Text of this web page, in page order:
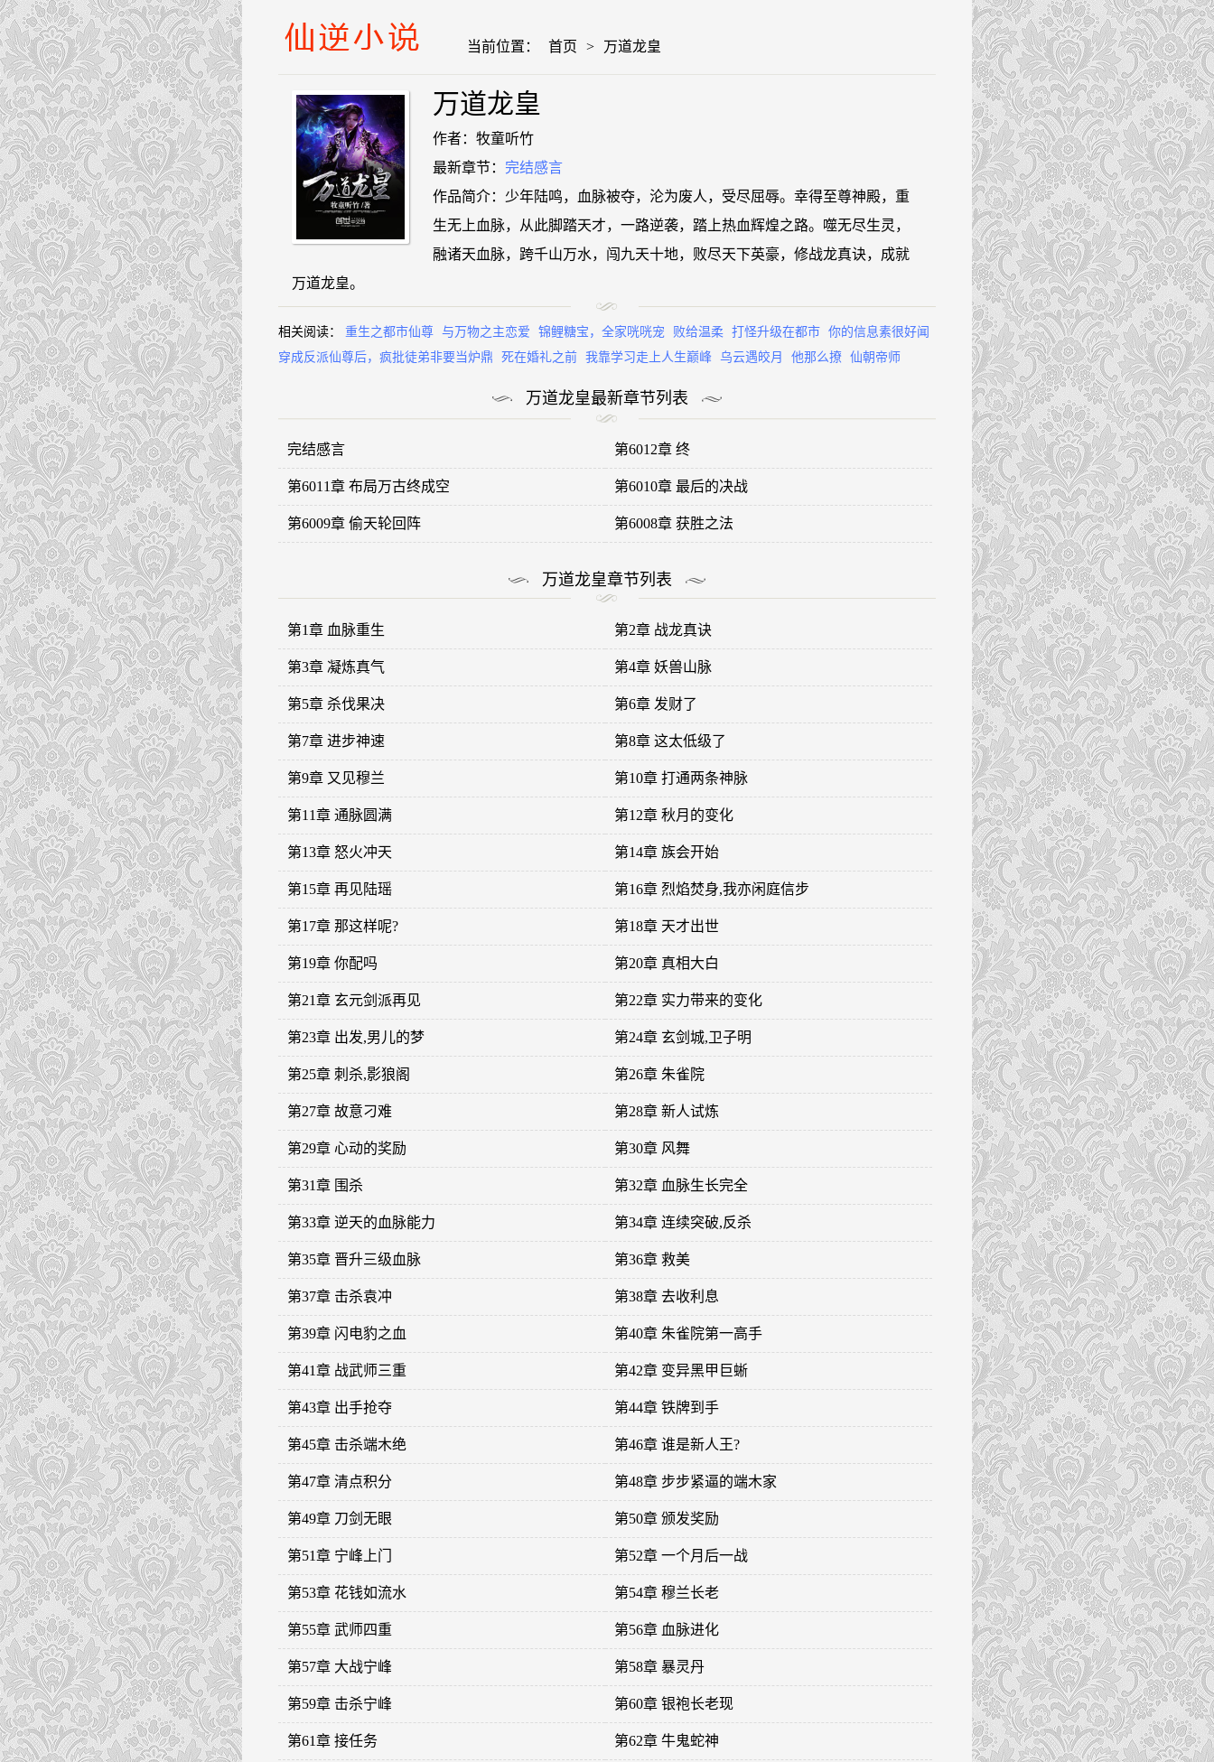
当前位置： 首页 > 万道龙皇
万道龙皇
作者：牧童听竹
最新章节： 完结感言
作品简介：少年陆鸣，血脉被夺，沦为废人，受尽屈辱。幸得至尊神殿，重
生无上血脉，从此脚踏天才，一路逆袭，踏上热血辉煌之路。噬无尽生灵，
融诸天血脉，跨千山万水，闯九天十地，败尽天下英豪，修战龙真诀，成就
万道龙皇。
相关阅读： 重生之都市仙尊 与万物之主恋爱 锦鲤糖宝，全家咣咣宠 败给温柔 打怪升级在都市 你的信息素很好闻
穿成反派仙尊后，疯批徒弟非要当炉鼎
死在婚礼之前 我靠学习走上人生巅峰 乌云遇皎月 他那么撩 仙朝帝师
万道龙皇最新章节列表
完结感言 第6012章 终
第6011章 布局万古终成空 第6010章 最后的决战
第6009章 偷天轮回阵 第6008章 获胜之法
万道龙皇章节列表
第1章 血脉重生 第2章 战龙真诀
第3章 凝炼真气 第4章 妖兽山脉
第5章 杀伐果决 第6章 发财了
第7章 进步神速 第8章 这太低级了
第9章 又见穆兰 第10章 打通两条神脉
第11章 通脉圆满 第12章 秋月的变化
第13章 怒火冲天 第14章 族会开始
第15章 再见陆瑶 第16章 烈焰焚身,我亦闲庭信步
第17章 那这样呢? 第18章 天才出世
第19章 你配吗 第20章 真相大白
第21章 玄元剑派再见 第22章 实力带来的变化
第23章 出发,男儿的梦 第24章 玄剑城,卫子明
第25章 刺杀,影狼阁 第26章 朱雀院
第27章 故意刁难 第28章 新人试炼
第29章 心动的奖励 第30章 风舞
第31章 围杀 第32章 血脉生长完全
第33章 逆天的血脉能力 第34章 连续突破,反杀
第35章 晋升三级血脉 第36章 救美
第37章 击杀袁冲 第38章 去收利息
第39章 闪电豹之血 第40章 朱雀院第一高手
第41章 战武师三重 第42章 变异黑甲巨蜥
第43章 出手抢夺 第44章 铁牌到手
第45章 击杀端木绝 第46章 谁是新人王?
第47章 清点积分 第48章 步步紧逼的端木家
第49章 刀剑无眼 第50章 颁发奖励
第51章 宁峰上门 第52章 一个月后一战
第53章 花钱如流水 第54章 穆兰长老
第55章 武师四重 第56章 血脉进化
第57章 大战宁峰 第58章 暴灵丹
第59章 击杀宁峰 第60章 银袍长老现
第61章 接任务 第62章 牛鬼蛇神